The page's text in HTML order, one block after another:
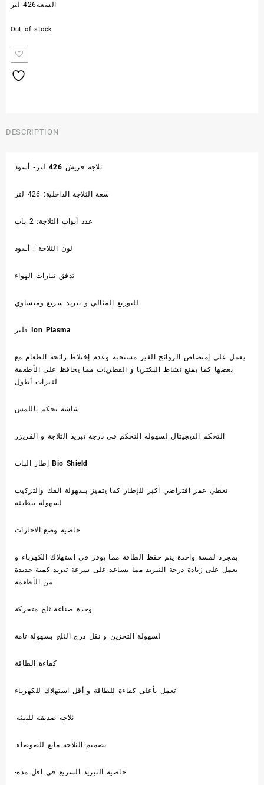
السعة426 لتر
Out of stock
DESCRIPTION
ثلاجة فريش 426 لتر- أسود
سعة الثلاجة الداخلية: 426 لتر
عدد أبواب الثلاجة: 2 باب
لون الثلاجة : أسود
تدفق تيارات الهواء
للتوزيع المثالي و تبريد سريع ومتساوي
فلتر Ion Plasma
يعمل على إمتصاص الروائح الغير مستحبة وعدم إختلاط رائحة الطعام مع
بعضها كما يمنع نشاط البكتريا و الفطريات مما يحافظ على الأطعمة
لفترات أطول
شاشة تحكم باللمس
التحكم الديجيتال لسهوله التحكم في درجة تبريد الثلاجة و الفريزر
إطار الباب Bio Shield
تعطي عمر افتراضي اكبر للإطار كما يتميز بسهولة الفك والتركيب
لسهولة تنظيفه
خاصية وضع الاجازات
بمجرد لمسة واحدة يتم حفظ الطاقة مما يوفر في استهلاك الكهرباء و
يعمل على زيادة درجة التبريد مما يساعد على سرعة تبريد كمية جديدة
من الأطعمة
وحدة صناعة ثلج متحركة
لسهولة التخزين و نقل درج الثلج بسهولة تامة
كفاءة الطاقة
تعمل بأعلى كفاءة للطاقة و أقل استهلاك للكهرباء
-ثلاجة صديقة للبيئة
-تصميم الثلاجة مانع للضوضاء
-خاصية التبريد السريع في اقل مده